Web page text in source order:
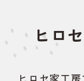
ヒロ
ヒロセ家工